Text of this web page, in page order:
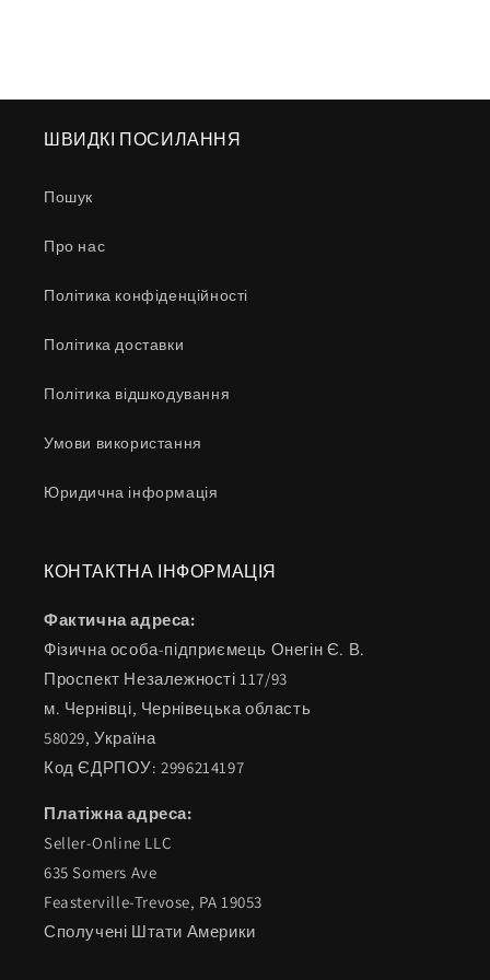
ШВИДКІ ПОСИЛАННЯ
Пошук
Про нас
Політика конфіденційності
Політика доставки
Політика відшкодування
Умови використання
Юридична інформація
КОНТАКТНА ІНФОРМАЦІЯ
Фактична адреса:
Фізична особа-підприємець Онегін Є. В.
Проспект Незалежності 117/93
м. Чернівці, Чернівецька область
58029, Україна
Код ЄДРПОУ: 2996214197
Платіжна адреса:
Seller-Online LLC
635 Somers Ave
Feasterville-Trevose, PA 19053
Сполучені Штати Америки